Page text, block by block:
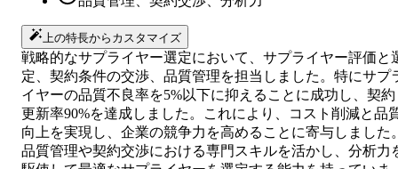
上の特長からカスタマイズ
戦略的なサプライヤー選定において、サプライヤー評価と
定、契約条件の交渉、品質管理を担当しました。特にサプ
イヤーの品質不良率を5%以下に抑えることに成功し、契約
更新率90%を達成しました。これにより、コスト削減と品
向上を実現し、企業の競争力を高めることに寄与しました
品質管理や契約交渉における専門スキルを活かし、分析力